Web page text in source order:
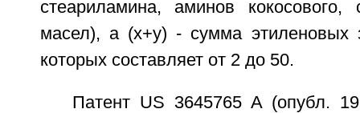
стеариламина, аминов кокосового,
масел), а (x+y) - сумма этиленовых
которых составляет от 2 до 50.
Патент US 3645765 A (опубл.